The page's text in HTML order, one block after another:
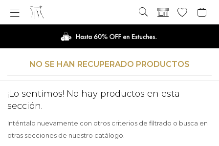

NO SE HAN RECUPERADO PRODUCTOS
¡Lo sentimos! No hay productos en esta
sección.
Inténtalo nuevamente con otros criterios de filtrado o busca en
otras secciones de nuestro catálogo.